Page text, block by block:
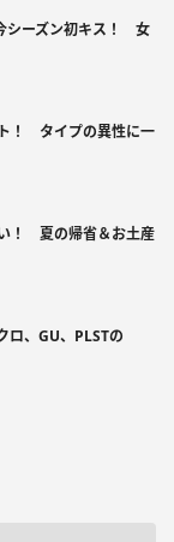
シーズン初キス！ 女
！ タイプの異性に一
！ 夏の帰省＆お土産
、GU、PLSTの